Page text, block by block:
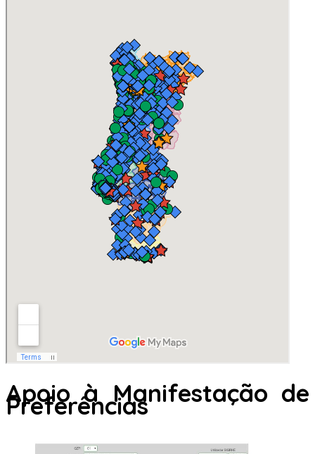
Apoio à Manifestação de
Preferências